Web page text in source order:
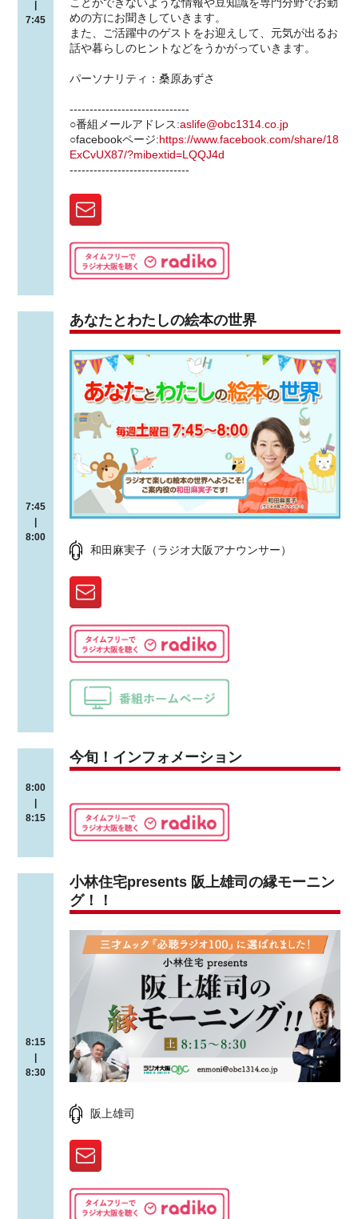
|
7:45
めの方にお聞きしていきます。
また、ご活躍中のゲストをお迎えして、元気が出るお
話や暮らしのヒントなどをうかがっていきます。
パーソナリティ：桑原あずさ
------------------------------
○番組メールアドレス:aslife@obc1314.co.jp
○facebookページ:https://www.facebook.com/share/18
ExCvUX87/?mibextid=LQQJ4d
------------------------------
7:45
|
8:00
あなたとわたしの絵本の世界
和田麻実子（ラジオ大阪アナウンサー）
8:00
|
8:15
今旬！インフォメーション
8:15
|
8:30
小林住宅presents 阪上雄司の縁モーニン
グ！！
阪上雄司